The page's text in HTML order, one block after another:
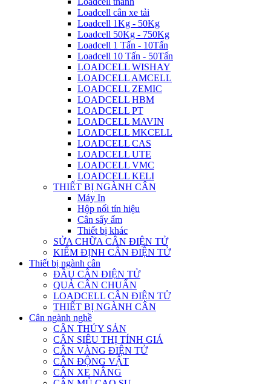
Loadcell cân xe tải
Loadcell 1Kg - 50Kg
Loadcell 50Kg - 750Kg
Loadcell 1 Tấn - 10Tấn
Loadcell 10 Tấn - 50Tấn
LOADCELL WISHAY
LOADCELL AMCELL
LOADCELL ZEMIC
LOADCELL HBM
LOADCELL PT
LOADCELL MAVIN
LOADCELL MKCELL
LOADCELL CAS
LOADCELL UTE
LOADCELL VMC
LOADCELL KELI
THIẾT BỊ NGÀNH CÂN
Máy In
Hộp nối tín hiệu
Cân sấy ẩm
Thiết bị khác
SỬA CHỮA CÂN ĐIỆN TỬ
KIỂM ĐỊNH CÂN ĐIỆN TỬ
Thiết bị ngành cân
ĐẦU CÂN ĐIỆN TỬ
QUẢ CÂN CHUẨN
LOADCELL CÂN ĐIỆN TỬ
THIẾT BỊ NGÀNH CÂN
Cân ngành nghề
CÂN THỦY SẢN
CÂN SIÊU THỊ TÍNH GIÁ
CÂN VÀNG ĐIỆN TỬ
CÂN ĐỘNG VẬT
CÂN XE NÂNG